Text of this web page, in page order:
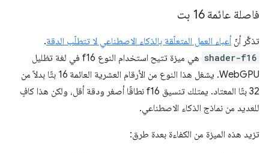
فاصلة عائمة 16 بت
تذكَّر أنّأعباء العمل المتعلّقة بالذكاء الاصطناعي لا تتطلّب الدقة.
shader-f16
هي ميزة تتيح استخدام النوع f16 في لغة تظليل
WebGPU. يشغل هذا النوع من الأرقام العشرية العائمة 16 بتًا بدلاً من
32 بتًا المعتاد. يمتلك تنسيق f16 نطاقًا أصغر ودقة أقل، ولكن هذا كافٍ
للعديد من نماذج الذكاء الاصطناعي.
تزيد هذه الميزة من الكفاءة بعدة طرق: